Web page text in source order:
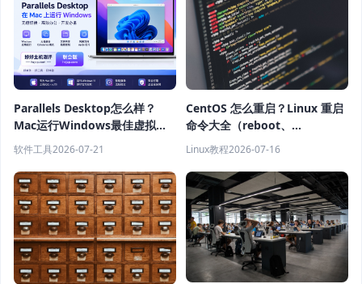
Parallels Desktop怎么样？
Mac运行Windows最佳虚拟机
软件推荐
软件工具2026-07-21
CentOS 怎么重启？Linux 重启
命令大全（reboot、
shutdown、systemctl 教程）
Linux教程2026-07-16